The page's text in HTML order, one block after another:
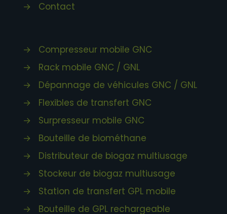
→
Contact
→
Compresseur mobile GNC
→
Rack mobile GNC / GNL
→
Dépannage de véhicules GNC / GNL
→
Flexibles de transfert GNC
→
Surpresseur mobile GNC
→
Bouteille de biométhane
→
Distributeur de biogaz multiusage
→
Stockeur de biogaz multiusage
→
Station de transfert GPL mobile
→
Bouteille de GPL rechargeable